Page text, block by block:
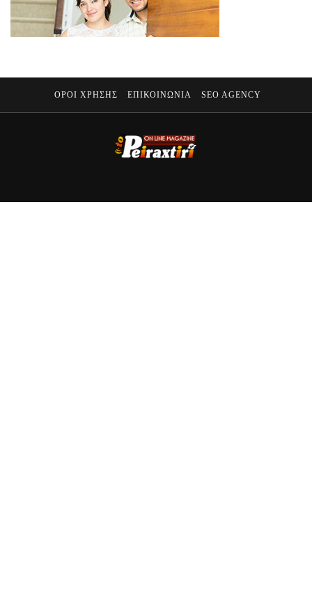
ΟΡΟΙ ΧΡΗΣΗΣ ΕΠΙΚΟΙΝΩΝΙΑ SEO AGENCY